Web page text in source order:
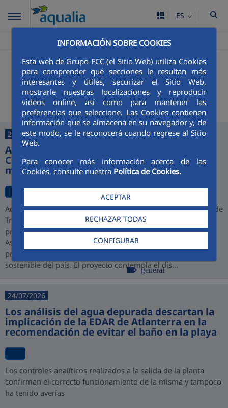
INFORMACIÓN SOBRE COOKIES
Esta web de Grupo FCC (el Sitio Web) utiliza Cookies
para comprender qué secciones le resultan más
interesantes y útiles, securizar el Sitio Web,
mostrarle nuestras localizaciones y reproducir
videos online, así como para mantener las
preferencias que seleccione. Las Cookies contienen
información que se almacena en su navegador y, de
este modo, se le reconocerá cuando regrese al Sitio
Web.
Para conocer más información acerca de las
Cookies, consulte nuestra Política de Cookies.
ACEPTAR
RECHAZAR TODAS
CONFIGURAR
ES
>Tegueste >Noticias
+ Buscador
Últimas noticias
27/07/2026
Aqualia desarrollará la depuradora de
Cajamarca y alcanza una cartera de 1.000
millones de euros en Perú
Aqualia ha resultado adjudicataria del proyecto de la Planta de
Tratamiento de Aguas Residuales (PTAR) de Cajamarca,
promovido por PROINVERSIÓN bajo la modalidad de
Asociación Público-Privada (APP), consolidando así su
presencia en Perú y su compromiso con el desarrollo
sostenible del país. El proyecto contempla el dis...
general
24/07/2026
Los análisis del agua depurada descartan la
implicación de la EDAR de Atlanterra en la
recomendación de evitar el baño en la playa
Los controles analíticos realizados a la salida de la planta
confirman el correcto funcionamiento de la misma y tampoco
ha tenido averías